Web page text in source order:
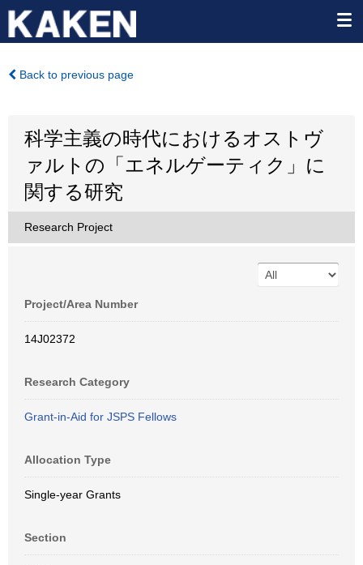
Back to previous page
科学主義の時代におけるオストヴ
ァルトの「エネルゲーティク」に
関する研究
Research Project
Project/Area Number
14J02372
Research Category
Grant-in-Aid for JSPS Fellows
Allocation Type
Single-year Grants
Section